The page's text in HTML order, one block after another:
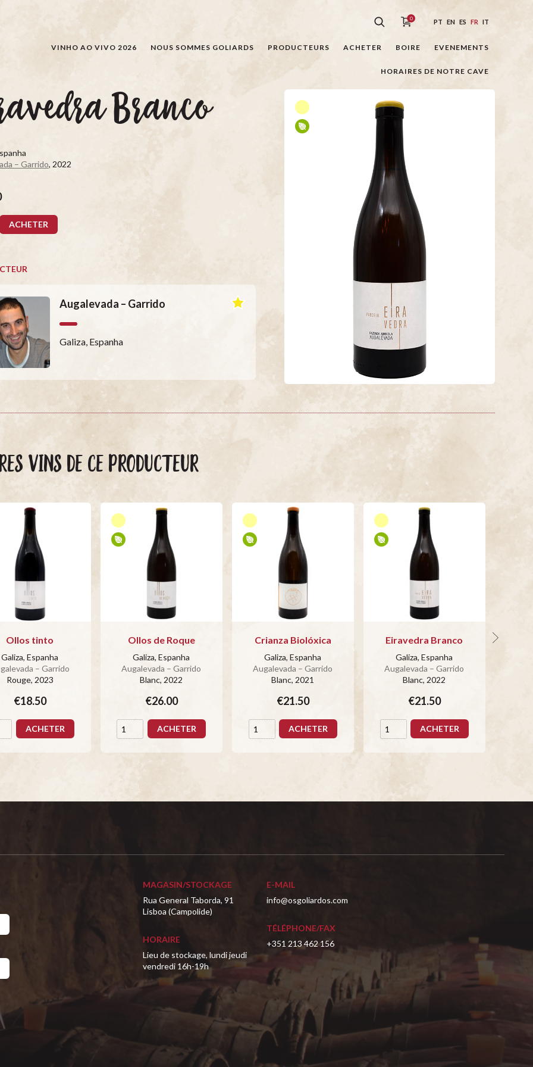
0 PT EN ES FR IT
VINHO AO VIVO 2026 NOUS SOMMES GOLIARDS PRODUCTEURS ACHETER BOIRE EVENEMENTS
HORAIRES DE NOTRE CAVE
Branco
– Garrido, 2022
ACHETER
Augalevada – Garrido
Galiza, Espanha
VINS DE CE PRODUCTEUR
Ollos tinto
Galiza, Espanha
– Garrido
Rouge, 2023
€18.50
ACHETER
Ollos de Roque
Galiza, Espanha
Augalevada – Garrido
Blanc, 2022
€26.00
ACHETER
Crianza Biolóxica
Galiza, Espanha
Augalevada – Garrido
Blanc, 2021
€21.50
ACHETER
Eiravedra Branco
Galiza, Espanha
Augalevada – Garrido
Blanc, 2022
€21.50
ACHETER
MAGASIN/STOCKAGE
Rua General Taborda, 91
Lisboa (Campolide)
HORAIRE
Lieu de stockage, lundi jeudi
vendredi 16h-19h
E-MAIL
info@osgoliardos.com
TÉLÉPHONE/FAX
+351 213 462 156